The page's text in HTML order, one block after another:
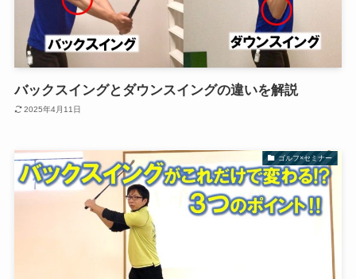
バックスイングとダウンスイングの違いを解説
2025年4月11日
ゴルフ×セミナー